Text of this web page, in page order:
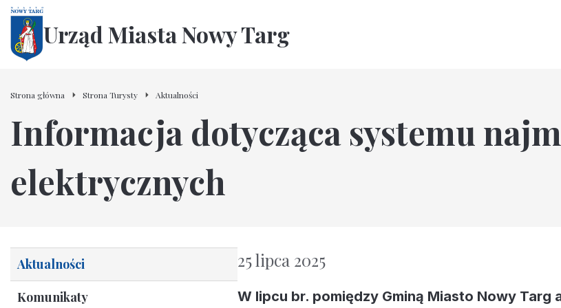
Urząd Miasta Nowy Targ
Strona główna Strona Turysty Aktualności
Informacja dotycząca systemu
elektrycznych
Aktualności
Komunikaty
25 lipca 2025
W lipcu br. pomiędzy Gminą Miasto Nowy Targ